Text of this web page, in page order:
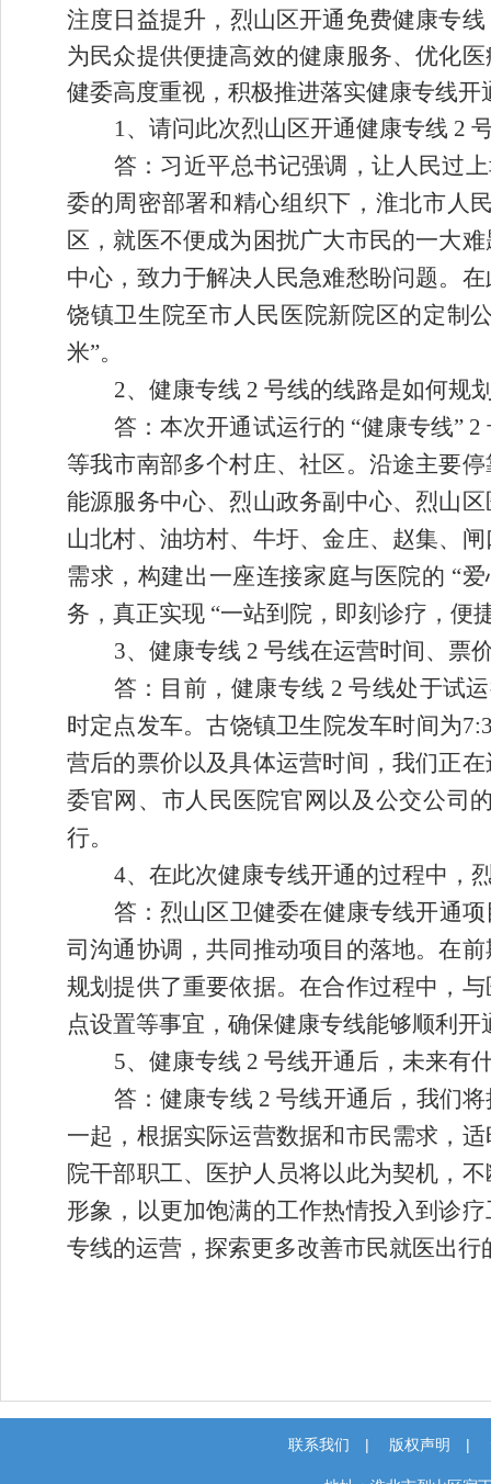
注度日益提升， 烈山区开通免费健康专
为民众提供便捷高效的健康服务、优化
健委高度重视，积极推进落实健康专线
1、 请问此次烈山区开通健康专线 2
答：习近平总书记强调，让人民过
委的周密部署和精心组织下，淮北市人
区，就医不便成为困扰广大市民的一大
中心，致力于解决人民急难愁盼问题。
饶镇卫生院至市人民医院新院区的定制
米”。​
2、 健康专线 2 号线的线路是如何规
答：本次开通试运行的 “健康专线”
等我市南部多个村庄、社区。沿途主要
能源服务中心、烈山政务副中心、烈山
山北村、油坊村、牛圩、金庄、赵集、
需求，构建出一座连接家庭与医院的 “
务，真正实现 “一站到院，即刻诊疗，便
3、 健康专线 2 号线在运营时间、票
答：目前，健康专线 2 号线处于试
时定点发车。古饶镇卫生院发车时间为
营后的票价以及具体运营时间，我们正
委官网、市人民医院官网以及公交公司
行。​
4、 在此次健康专线开通的过程中，
答：烈山区卫健委在健康专线开通
司沟通协调，共同推动项目的落地。在
规划提供了重要依据。在合作过程中，
点设置等事宜，确保健康专线能够顺利
5、 健康专线 2 号线开通后，未来有
答：健康专线 2 号线开通后，我们
一起，根据实际运营数据和市民需求，
院干部职工、医护人员将以此为契机，
形象，以更加饱满的工作热情投入到诊
专线的运营，探索更多改善市民就医出
联系我们 | 版权声明 |